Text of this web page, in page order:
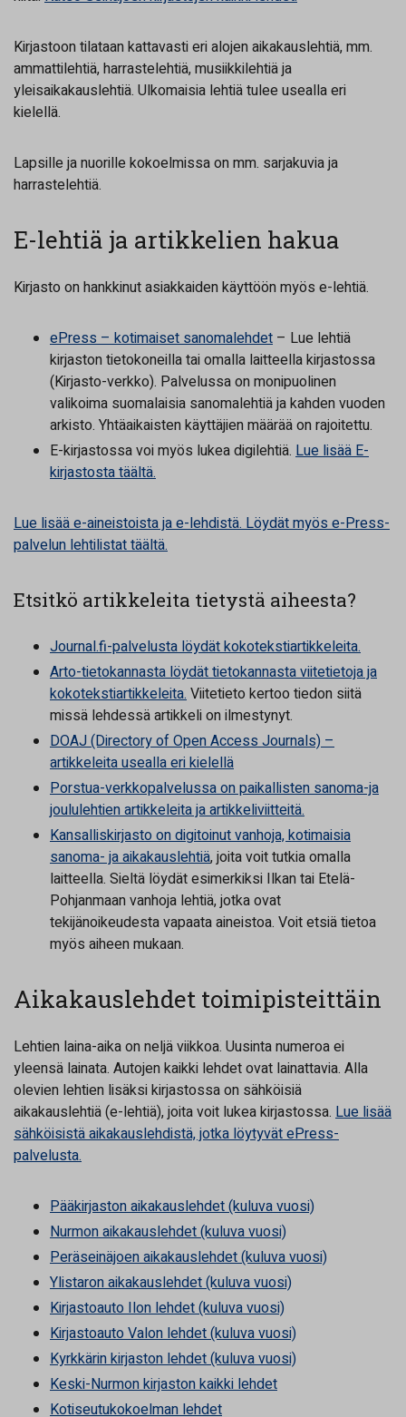
Kirjastoon tilataan kattavasti eri alojen aikakauslehtiä, mm.
ammattilehtiä, harrastelehtiä, musiikkilehtiä ja
yleisaikakauslehtiä. Ulkomaisia lehtiä tulee usealla eri
kielellä.
Lapsille ja nuorille kokoelmissa on mm. sarjakuvia ja
harrastelehtiä.
E-lehtiä ja artikkelien hakua
Kirjasto on hankkinut asiakkaiden käyttöön myös e-lehtiä.
ePress – kotimaiset sanomalehdet – Lue lehtiä
kirjaston tietokoneilla tai omalla laitteella kirjastossa
(Kirjasto-verkko). Palvelussa on monipuolinen
valikoima suomalaisia sanomalehtiä ja kahden vuoden
arkisto. Yhtäaikaisten käyttäjien määrää on rajoitettu.
E-kirjastossa voi myös lukea digilehtiä. Lue lisää E-
kirjastosta täältä.
Lue lisää e-aineistoista ja e-lehdistä. Löydät myös e-Press-
palvelun lehtilistat täältä.
Etsitkö artikkeleita tietystä aiheesta?
Journal.fi-palvelusta löydät kokotekstiartikkeleita.
Arto-tietokannasta löydät tietokannasta viitetietoja ja
kokotekstiartikkeleita.Viitetieto kertoo tiedon siitä
missä lehdessä artikkeli on ilmestynyt.
DOAJ (Directory of Open Access Journals) –
artikkeleita usealla eri kielellä
Porstua-verkkopalvelussa on paikallisten sanoma-ja
joululehtien artikkeleita ja artikkeliviitteitä.
Kansalliskirjasto on digitoinut vanhoja, kotimaisia
sanoma- ja aikakauslehtiä, joita voit tutkia omalla
laitteella. Sieltä löydät esimerkiksi Ilkan tai Etelä-
Pohjanmaan vanhoja lehtiä, jotka ovat
tekijänoikeudesta vapaata aineistoa. Voit etsiä tietoa
myös aiheen mukaan.
Aikakauslehdet toimipisteittäin
Lehtien laina-aika on neljä viikkoa. Uusinta numeroa ei
yleensä lainata. Autojen kaikki lehdet ovat lainattavia. Alla
olevien lehtien lisäksi kirjastossa on sähköisiä
aikakauslehtiä (e-lehtiä), joita voit lukea kirjastossa. Lue lisää
sähköisistä aikakauslehdistä, jotka löytyvät ePress-
palvelusta.
Pääkirjaston aikakauslehdet (kuluva vuosi)
Nurmon aikakauslehdet (kuluva vuosi)
Peräseinäjoen aikakauslehdet (kuluva vuosi)
Ylistaron aikakauslehdet (kuluva vuosi)
Kirjastoauto Ilon lehdet (kuluva vuosi)
Kirjastoauto Valon lehdet (kuluva vuosi)
Kyrkkärin kirjaston lehdet (kuluva vuosi)
Keski-Nurmon kirjaston kaikki lehdet
Kotiseutukokoelman lehdet